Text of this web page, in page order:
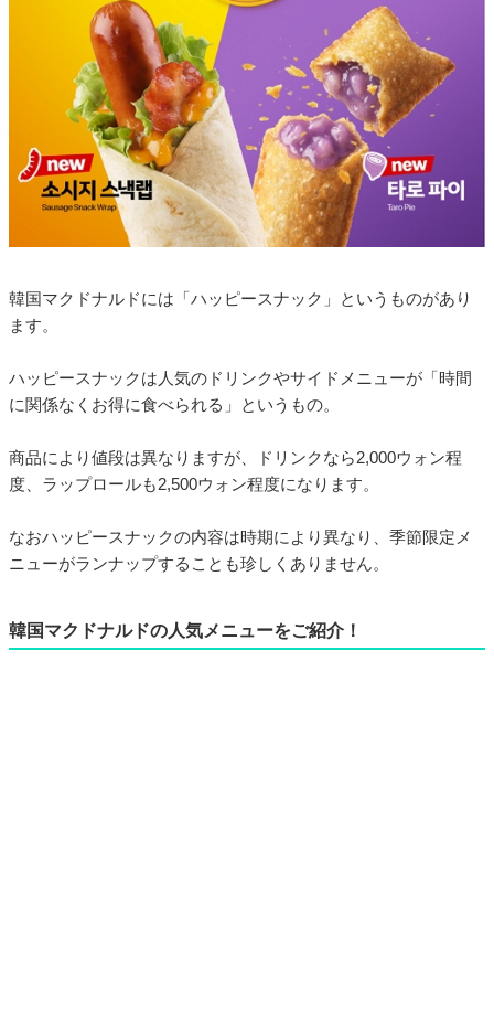
韓国マクドナルドには「ハッピースナック」というものがあり
ます。
ハッピースナックは人気のドリンクやサイドメニューが「時間
に関係なくお得に食べられる」というもの。
商品により値段は異なりますが、ドリンクなら2,000ウォン程
度、ラップロールも2,500ウォン程度になります。
なおハッピースナックの内容は時期により異なり、季節限定メ
ニューがランナップすることも珍しくありません。
韓国マクドナルドの人気メニューをご紹介！